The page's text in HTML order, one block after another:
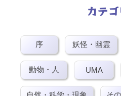
当サイト
お問
カテゴ
序 妖怪・幽霊
動物・人 UMA